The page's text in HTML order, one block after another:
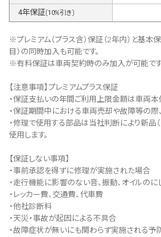
4年保証(10%引き)
※プレミアム（プラス含）保証（2年内）と基
目）の同時加入も可能です。
※有料保証は⾞両契約時のみ加⼊が可能です
【注意事項】プレミアムプラス保証
・保証支払いの年間ご利用上限金額は車両本
・保証期間中における車両売却や故障等の際
・修理で使用する部品は当社判断により新品
使用します。
【保証しない事項】
・事前承認を得ずに修理が実施された場合
・走行機能に影響のない音、振動、オイルのに
・レッカー費、交通費、代車費
・他社診断料
・天災・事故が起因による不具合
・故障症状が無いにも関わらず実施される予